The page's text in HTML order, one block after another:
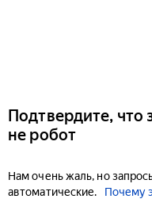
Подтвердите, что
не робот
Нам очень жаль, но
автоматические.
Почему